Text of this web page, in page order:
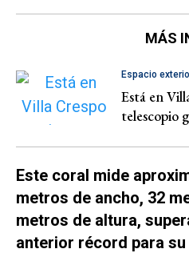
MÁS
Espacio
Está en
telescopio
Este coral mide
metros de ancho, 32
metros de altura,
anterior récord para su